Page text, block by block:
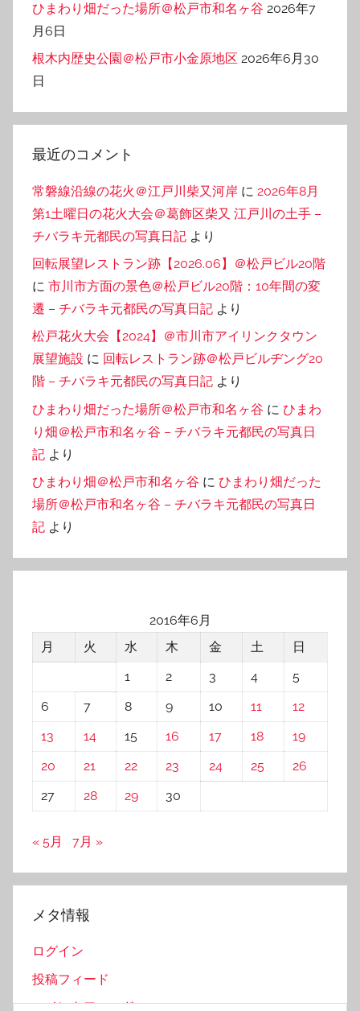
ひまわり畑だった場所＠松戸市和名ヶ谷 2026年7
月6日
根木内歴史公園＠松戸市小金原地区 2026年6月30
日
最近のコメント
常磐線沿線の花火＠江戸川柴又河岸 に 2026年8月
第1土曜日の花火大会＠葛飾区柴又 江戸川の土手 –
チバラキ元都民の写真日記 より
回転展望レストラン跡【2026.06】＠松戸ビル20階
に 市川市方面の景色＠松戸ビル20階：10年間の変
遷 – チバラキ元都民の写真日記 より
松戸花火大会【2024】＠市川市アイリンクタウン
展望施設 に 回転レストラン跡＠松戸ビルヂング20
階 – チバラキ元都民の写真日記 より
ひまわり畑だった場所＠松戸市和名ヶ谷 に ひまわ
り畑＠松戸市和名ヶ谷 – チバラキ元都民の写真日
記 より
ひまわり畑＠松戸市和名ヶ谷 に ひまわり畑だった
場所＠松戸市和名ヶ谷 – チバラキ元都民の写真日
記 より
2016年6月
月
火 水 木 金 土
日
1
2 3 4
5
6
7 8 9 10 11
12
13
14 15 16 17 18
19
20
21 22 23 24 25
26
27
28 29 30
« 5月 7月 »
メタ情報
ログイン
投稿フィード
コメントフィード